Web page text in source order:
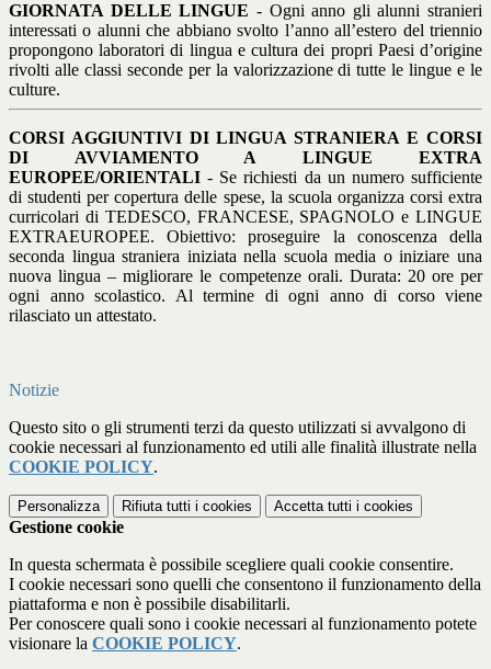
GIORNATA DELLE LINGUE - Ogni anno gli alunni stranieri
interessati o alunni che abbiano svolto l’anno all’estero del triennio
propongono laboratori di lingua e cultura dei propri Paesi d’origine
rivolti alle classi seconde per la valorizzazione di tutte le lingue e le
culture.
CORSI AGGIUNTIVI DI LINGUA STRANIERA E CORSI
DI AVVIAMENTO A LINGUE EXTRA
EUROPEE/ORIENTALI - Se richiesti da un numero sufficiente
di studenti per copertura delle spese, la scuola organizza corsi extra
curricolari di TEDESCO, FRANCESE, SPAGNOLO e LINGUE
EXTRAEUROPEE. Obiettivo: proseguire la conoscenza della
seconda lingua straniera iniziata nella scuola media o iniziare una
nuova lingua – migliorare le competenze orali. Durata: 20 ore per
ogni anno scolastico. Al termine di ogni anno di corso viene
rilasciato un attestato.
Notizie
Questo sito o gli strumenti terzi da questo utilizzati si avvalgono di
cookie necessari al funzionamento ed utili alle finalità illustrate nella
COOKIE POLICY.
Personalizza Rifiuta tutti i cookies Accetta tutti i cookies
Gestione cookie
In questa schermata è possibile scegliere quali cookie consentire.
I cookie necessari sono quelli che consentono il funzionamento della
piattaforma e non è possibile disabilitarli.
Per conoscere quali sono i cookie necessari al funzionamento potete
visionare la COOKIE POLICY.